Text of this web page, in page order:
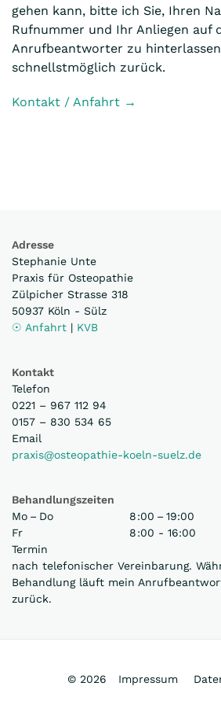
gehen kann, bitte ich Sie, Ihren
Rufnummer und Ihr Anliegen auf
Anrufbeantworter zu
schnellstmöglich zurück.
Kontakt / Anfahrt →
Adresse
Stephanie Unte
Praxis für Osteopathie
Zülpicher Strasse 318
50937 Köln - Sülz
☉ Anfahrt | KVB
Kontakt
Telefon
0221 – 967 112 94
0157 – 830 534 65
Email
praxis@osteopathie-koeln-suelz.de
Behandlungszeiten
Mo – Do
8 :00 – 19:00
Fr
8 :00 - 16:00
Termin
nach telefonischer Vereinbarung.
Behandlung läuft mein
zurück.
© 2026 Impressum